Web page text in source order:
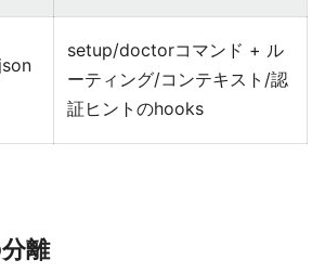
setup/doctorコマンド + ル
ーティング/コンテキスト/認
証ヒントのhooks
離